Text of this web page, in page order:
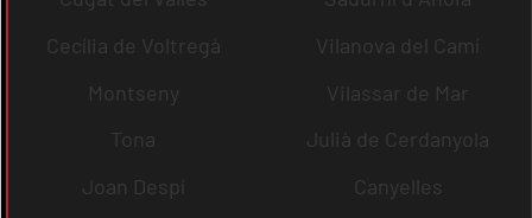
Cecília de Voltregà
Vilanova del Camí
Montseny
Vilassar de Mar
Tona
Julià de Cerdanyola
Joan Despí
Canyelles